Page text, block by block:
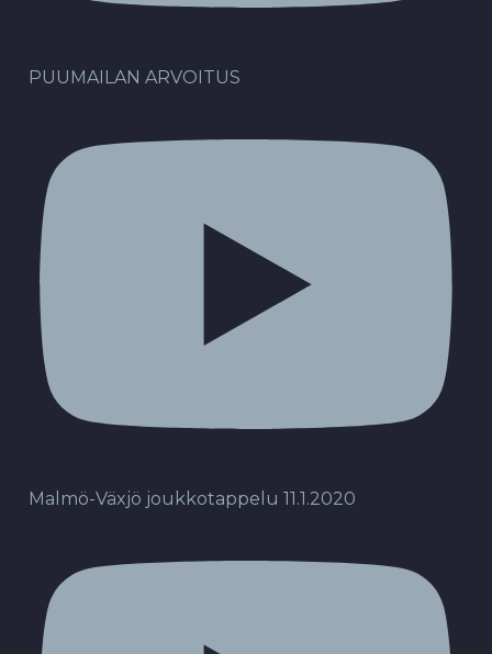
PUUMAILAN ARVOITUS
Malmö-Växjö joukkotappelu 11.1.2020